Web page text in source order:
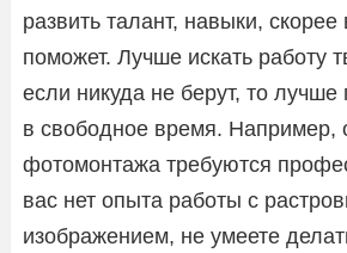
развить талант, навыки, скорее
поможет. Лучше искать работу
если никуда не берут, то лучше
в свободное время. Например,
фотомонтажа требуются
вас нет опыта работы с
изображением, не умеете